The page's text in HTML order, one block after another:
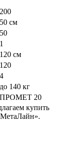
200
50 см
50
1
120 см
120
4
до 140 кг
ПРОМЕТ 20
купить